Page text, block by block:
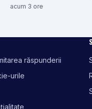
acum 3 ore
răspunderii
urile